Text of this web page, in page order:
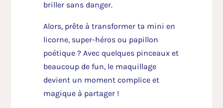
briller sans danger.
Alors, prête à transformer ta mini en
licorne, super-héros ou papillon
poétique ? Avec quelques pinceaux et
beaucoup de fun, le maquillage
devient un moment complice et
magique à partager !